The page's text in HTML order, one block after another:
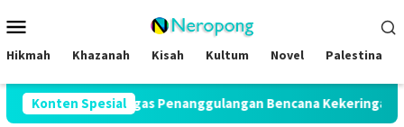
ke
kontenMobile
Hikmah Khazanah Kisah Kultum Novel Palestina
Konten Spesial
Bentuk Satgas Penanggulangan Bencana Kekeringan di